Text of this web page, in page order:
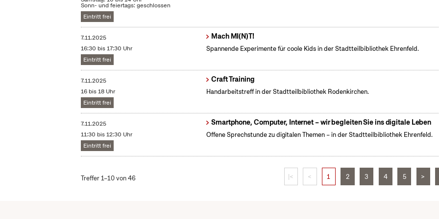
Sonn- und feiertags: geschlossen
Eintritt frei
7.11.2025
16:30 bis 17:30 Uhr
Eintritt frei
Mach MI(N)T!
Spannende Experimente für coole Kids in der Stadtteilbibliothek Ehrenfeld.
7.11.2025
16 bis 18 Uhr
Eintritt frei
Craft Training
Handarbeitstreff in der Stadtteilbibliothek Rodenkirchen.
7.11.2025
11:30 bis 12:30 Uhr
Eintritt frei
Smartphone, Computer, Internet – wir begleiten Sie ins digitale Leben
Offene Sprechstunde zu digitalen Themen – in der Stadtteilbibliothek Ehrenfeld.
Treffer 1–10 von 46 |< < 1 2 3 4 5 >